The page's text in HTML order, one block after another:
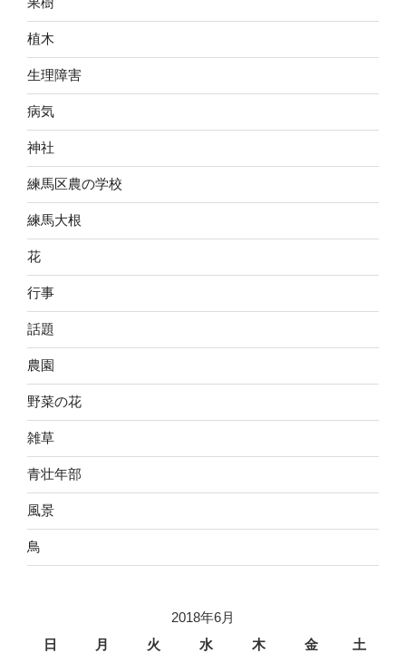
植木
生理障害
病気
神社
練馬区農の学校
練馬大根
花
行事
話題
農園
野菜の花
雑草
青壮年部
風景
鳥
2018年6月
日
月 火 水 木 金 土